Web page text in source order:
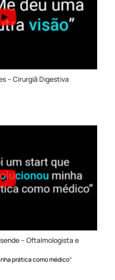
– Cirurgiã Digestiva
– Oftalmologista e
prática como médico”